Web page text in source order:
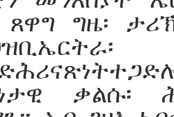
ግዜ፡
ቃልሱ፡